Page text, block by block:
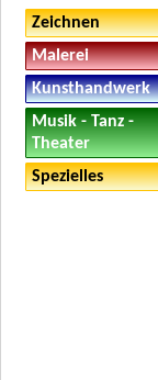
Zeichnen
Malerei
Kunsthandwerk
Musik - Tanz -
Theater
Spezielles